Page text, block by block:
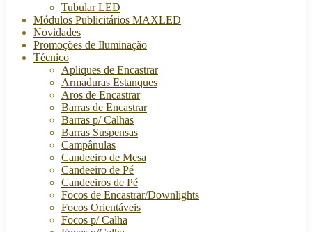
Tubular LED
Módulos Publicitários MAXLED
Novidades
Promoções de Iluminação
Técnico
Apliques de Encastrar
Armaduras Estanques
Aros de Encastrar
Barras de Encastrar
Barras p/ Calhas
Barras Suspensas
Campânulas
Candeeiro de Mesa
Candeeiro de Pé
Candeeiros de Pé
Focos de Encastrar/Downlights
Focos Orientáveis
Focos p/ Calha